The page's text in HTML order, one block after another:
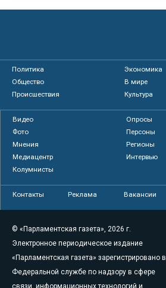
Политика
Экономика
Общество
В мире
Происшествия
Культура
Видео
Опросы
Фото
Персоны
Мнения
Регионы
Медиацентр
Интервью
Колумнисты
Контакты Реклама Вакансии
© «Парламентская газета», 2026 г.
Электронное периодическое издание
«Парламентская газета» зарегистрировано в
Федеральной службе по надзору в сфере
связи, информационных технологий и